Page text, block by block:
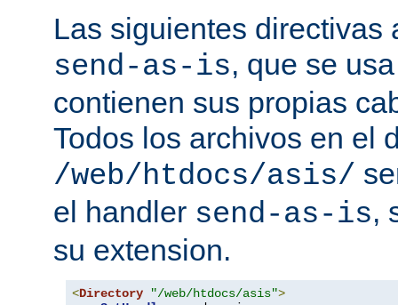
Las siguientes directivas
send-as-is, que se
contienen sus propias
Todos los archivos en el
/web/htdocs/asis/
el handler send-as-is,
su extension.
<Directory "/web/htdocs/asis">